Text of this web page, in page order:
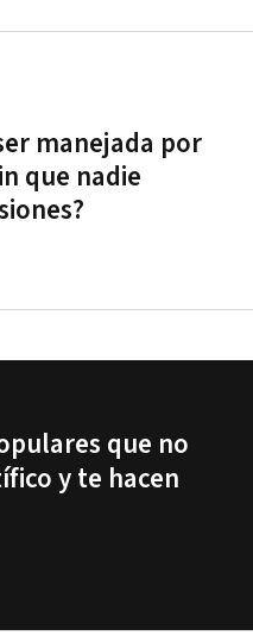
manejada por
que nadie
que no
y te hacen